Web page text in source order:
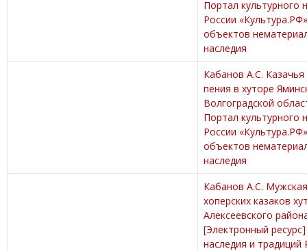
Портал культурного
России
объектов
наследия
Кабанов А.С.
пения в хуторе
Волгоградской
Портал культурного
России
объектов
наследия
Кабанов А.С.
хоперских казаков
Алексеевского
[Электронный
наследия и традиций